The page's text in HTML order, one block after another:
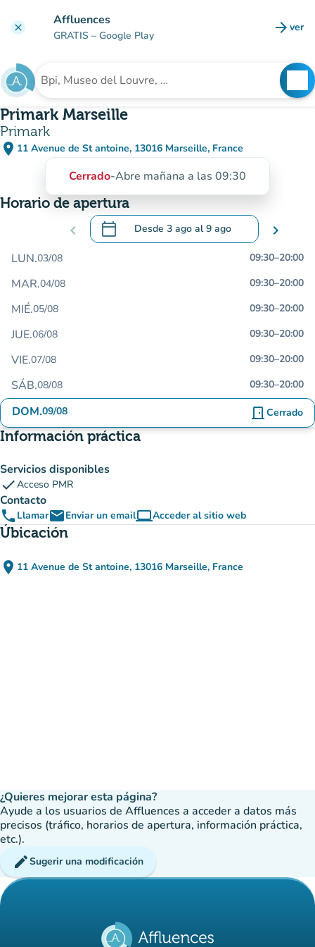
clear Affluences
GRATIS – Google Play arrow_forward ver
Buscar un establecimiento
Primark Marseille
Primark
place 11 Avenue de St antoine, 13016 Marseille, France
(abrir en Google Maps)
(nueva pestaña)
Cerrado-Abre mañana a las 09:30
Horario de apertura
chevron_left calendar_today Desde 3 ago al9 ago
.Abra el calendario para cambiar las
chevron_right
LUN.03/08 09:30–20:00
MAR.04/08 09:30–20:00
MIÉ.05/08 09:30–20:00
JUE.06/08 09:30–20:00
VIE.07/08 09:30–20:00
SÁB.08/08 09:30–20:00
DOM.09/08 door_front Cerrado
Información práctica
Servicios disponibles
checkAcceso PMR
Contacto
phone LlamaremailEnviar un emailcomputerAcceder al sitio web
(nueva pestaña)
Úbicación
place 11 Avenue de St antoine, 13016 Marseille, France
(abrir en Google Maps)
(nueva pestaña)
¿Quieres mejorar esta página?
Ayude a los usuarios de Affluences a acceder a datos más
precisos (tráfico, horarios de apertura, información práctica,
etc.).
editSugerir una modificación